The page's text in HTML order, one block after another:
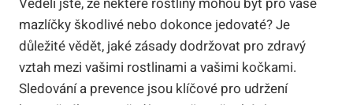
mazlíčky škodlivé nebo dokonce jedovaté? Je
důležité vědět, jaké zásady dodržovat pro zdravý
vztah mezi vašimi rostlinami a vašimi kočkami.
Sledování a prevence jsou klíčové pro udržení